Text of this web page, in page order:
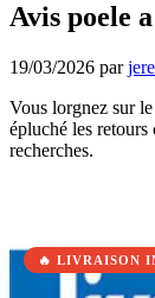
Avis poele
19/03/2026 par
Vous lorgnez sur
épluché les
recherches.
🔥 LIVRAISON